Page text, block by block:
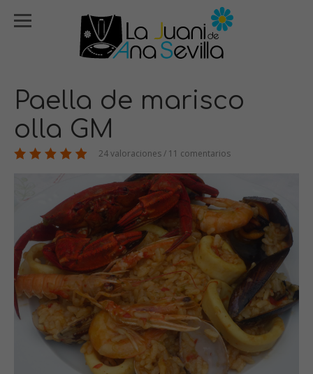
Paella de marisco
olla GM
24 valoraciones / 11 comentarios